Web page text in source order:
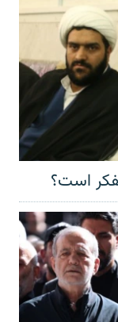
است؟